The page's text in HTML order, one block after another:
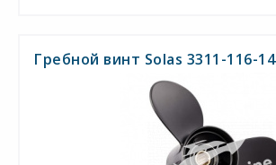
Гребной винт Solas 3311-116-14